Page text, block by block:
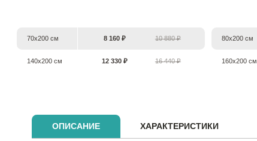
70х200 см 8 160 ₽ 10 880 ₽ 80х200 см
140х200 см 12 330 ₽ 16 440 ₽ 160х200 см
ОПИСАНИЕ ХАРАКТЕРИСТИКИ